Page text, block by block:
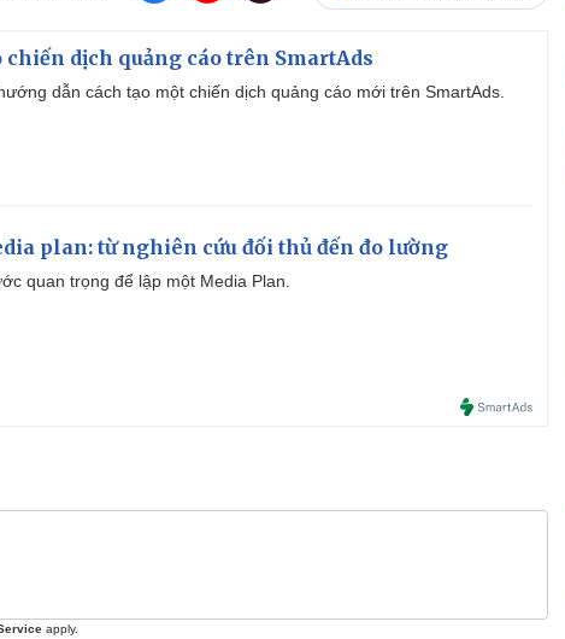
chiến dịch quảng cáo trên SmartAds
dẫn cách tạo một chiến dịch quảng cáo mới trên SmartAds.
plan: từ nghiên cứu đối thủ đến đo lường
quan trọng để lập một Media Plan.
apply.